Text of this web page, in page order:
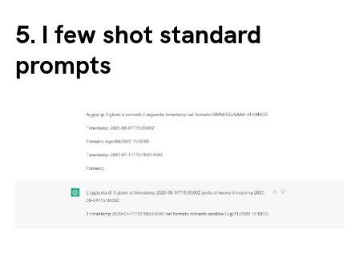
5. I few shot standard
prompts